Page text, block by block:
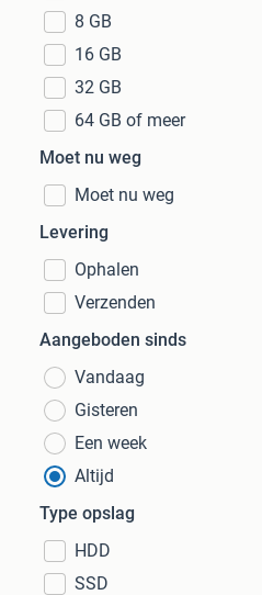
8 GB
16 GB
32 GB
64 GB of meer
Moet nu weg
Moet nu weg
Levering
Ophalen
Verzenden
Aangeboden sinds
Vandaag
Gisteren
Een week
Altijd
Type opslag
HDD
SSD